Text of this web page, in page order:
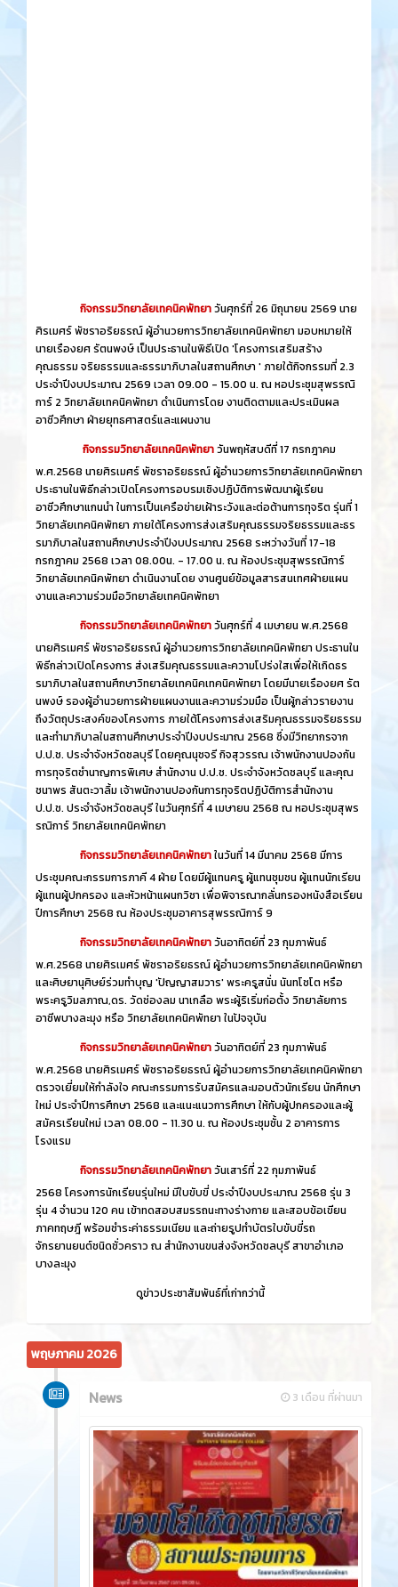
กิจกรรมวิทยาลัยเทคนิคพัทยาวันศุกร์​ที่ 26 ​มิถุนายน​ 2569 นาย
ศิรเมศร์ พัชราอริยธรณ์ ผู้อำนวยการวิทยาลัยเทคนิคพัทยา มอบหมายให้
นายเรืองยศ รัตนพงษ์ เป็นประธานในพิธีเปิด 'โครงการเสริมสร้าง
คุณธรรม จริยธรรมและธรรมาภิบาลในสถานศึกษา ' ภายใต้กิจกรรมที่ 2.3
ประจำปีงบประมาณ 2569 เวลา 09.00 - 15.00 น. ณ หอประชุมสุพรรณิ
การ์ 2 วิทยาลัยเทคนิคพัทยา ดำเนินการโดย งานติดตามและประเมินผล
อาชีวศึกษา ฝ่ายยุทธศาสตร์และแผนงาน
กิจกรรมวิทยาลัยเทคนิคพัทยาวันพฤหัสบดีที่ 17 กรกฎาคม
พ.ศ.2568 นายศิรเมศร์ พัชราอริยธรณ์ ผู้อำนวยการวิทยาลัยเทคนิคพัทยา
ประธานในพิธีกล่าวเปิดโครงการอบรมเชิงปฏิบัติการพัฒนาผู้เรียน
อาชีวศึกษาแกนนำ ในการเป็นเครือข่ายเฝ้าระวังและต่อต้านการทุจริต รุ่นที่ 1
วิทยาลัยเทคนิคพัทยา ภายใต้โครงการส่งเสริมคุณธรรมจริยธรรมและธร
รมาภิบาลในสถานศึกษาประจำปีงบประมาณ 2568 ระหว่างวันที่ 17-18
กรกฎาคม 2568 เวลา 08.00น. - 17.00 น. ณ ห้องประชุมสุพรรณิการ์
วิทยาลัยเทคนิคพัทยา ดำเนินงานโดย งานศูนย์ข้อมูลสารสนเทศฝ่ายแผน
งานและความร่วมมือวิทยาลัยเทคนิคพัทยา
กิจกรรมวิทยาลัยเทคนิคพัทยาวันศุกร์ที่ 4 เมษายน พ.ศ.2568
นายศิรเมศร์ พัชราอริยธรณ์ ผู้อำนวยการวิทยาลัยเทคนิคพัทยา ประธานใน
พิธีกล่าวเปิดโครงการ ส่งเสริมคุณธรรมและความโปร่งใสเพื่อให้เกิดธร
รมาภิบาลในสถานศึกษาวิทยาลัยเทคนิคเทคนิคพัทยา โดยมีนายเรืองยศ รัต
นพงษ์ รองผู้อำนวยการฝ่ายแผนงานและความร่วมมือ เป็นผู้กล่าวรายงาน
ถึงวัตถุประสงค์ของโครงการ ภายใต้โครงการส่งเสริมคุณธรรมจริยธรรม
และทำมาภิบาลในสถานศึกษาประจำปีงบประมาณ 2568 ซึ่งมีวิทยากรจาก
ป.ป.ช. ประจำจังหวัดชลบุรี โดยคุณนุชจรี กิจสุวรรณ เจ้าพนักงานปองกัน
การทุจริตชำนาญการพิเศษ สำนักงาน ป.ป.ช. ประจำจังหวัดชลบุรี และคุณ
ชนาพร สันตะวาลิ้ม เจ้าพนักงานปองกันการทุจริตปฏิบัติการสำนักงาน
ป.ป.ช. ประจำจังหวัดชลบุรี ในวันศุกร์ที่ 4 เมษายน 2568 ณ หอประชุมสุพร
รณิการ์ วิทยาลัยเทคนิคพัทยา
กิจกรรมวิทยาลัยเทคนิคพัทยาในวันที่ 14 มีนาคม 2568 มีการ
ประชุมคณะกรรมการภาคี 4 ฝ่าย โดยมีผู้แทนครู ผู้แทนชุมชน ผู้แทนนักเรียน
ผู้แทนผู้ปกครอง และหัวหน้าแผนกวิชา เพื่อพิจารณากลั่นกรองหนังสือเรียน
ปีการศึกษา 2568 ณ ห้องประชุมอาคารสุพรรณิการ์ 9
กิจกรรมวิทยาลัยเทคนิคพัทยาวันอาทิตย์ที่ 23 กุมภาพันธ์
พ.ศ.2568 นายศิรเมศร์ พัชราอริยธรณ์ ผู้อำนวยการวิทยาลัยเทคนิคพัทยา
และศิษยานุศิษย์ร่วมทำบุญ 'ปัญญาสมวาร' พระครูสนั่น นันทโชโต หรือ
พระครูวิมลภาณ,ดร. วัดช่องลม นาเกลือ พระผู้ริเริ่มก่อตั้ง วิทยาลัยการ
อาชีพบางละมุง หรือ วิทยาลัยเทคนิคพัทยา ในปัจจุบัน
กิจกรรมวิทยาลัยเทคนิคพัทยาวันอาทิตย์ที่ 23 กุมภาพันธ์
พ.ศ.2568 นายศิรเมศร์ พัชราอริยธรณ์ ผู้อำนวยการวิทยาลัยเทคนิคพัทยา
ตรวจเยี่ยมให้กำลังใจ คณะกรรมการรับสมัครและมอบตัวนักเรียน นักศึกษา
ใหม่ ประจำปีการศึกษา 2568 และแนะแนวการศึกษา ให้กับผู้ปกครองและผู้
สมัครเรียนใหม่ เวลา 08.00 - 11.30 น. ณ ห้องประชุมชั้น 2 อาคารการ
โรงแรม
กิจกรรมวิทยาลัยเทคนิคพัทยาวันเสาร์ที่ 22 กุมภาพันธ์
2568 โครงการนักเรียนรุ่นใหม่ มีใบขับขี่ ประจำปีงบประมาณ 2568 รุ่น 3
รุ่น 4 จำนวน 120 คน เข้าทดสอบสมรรถนะทางร่างกาย และสอบข้อเขียน
ภาคทฤษฎี พร้อมชำระค่าธรรมเนียม และถ่ายรูปทำบัตรใบขับขี่รถ
จักรยานยนต์ชนิดชั่วคราว ณ สำนักงานขนส่งจังหวัดชลบุรี สาขาอำเภอ
บางละมุง
ดูข่าวประชาสัมพันธ์ที่เก่ากว่านี้
พฤษภาคม 2026
3 เดือน ที่ผ่านมา
News